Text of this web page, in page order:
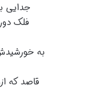
جدایی
فلک
به
قاصد که